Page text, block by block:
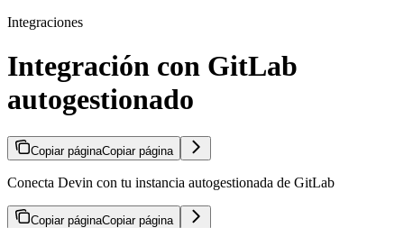
Integraciones
Integración con GitLab
autogestionado
Copiar páginaCopiar página
Conecta Devin con tu instancia autogestionada de GitLab
Copiar páginaCopiar página